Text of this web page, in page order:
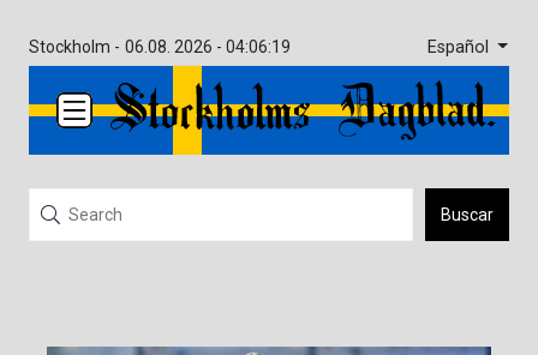
Stockholm - 06.08. 2026 - 04:06:19 Español
Buscar